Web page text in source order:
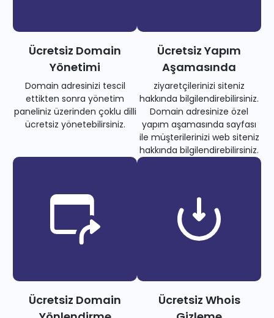
Ücretsiz Domain
Yönetimi
Domain adresinizi tescil
ettikten sonra yönetim
paneliniz üzerinden çoklu dilli
ücretsiz yönetebilirsiniz.
Ücretsiz Yapım
Aşamasında
ziyaretçilerinizi siteniz
hakkında bilgilendirebilirsiniz.
Domain adresinize özel
yapım aşamasında sayfası
ile müşterilerinizi web siteniz
hakkında bilgilendirebilirsiniz.
Ücretsiz Domain
Ücretsiz Whois